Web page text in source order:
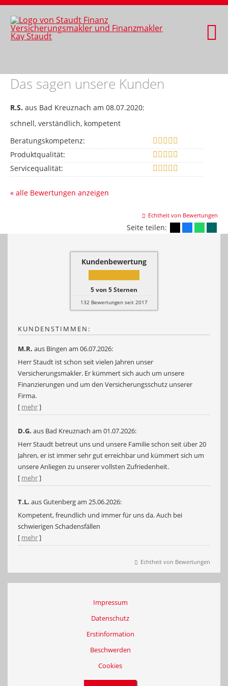
Das sagen unsere Kunden
R.S. aus Bad Kreuznach am 08.07.2020:
schnell, verständlich, kompetent
Beratungskompetenz:
Produktqualität:
Servicequalität:
« alle Bewertungen anzeigen
Echtheit von Bewertungen
Seite teilen:
Kundenbewertung
5von 5Sternen
132 Bewertungen seit 2017
KUNDENSTIMMEN:
M.R. aus Bingen am 06.07.2026:
Herr Staudt ist schon seit vielen Jahren unser
Versicherungsmakler. Er kümmert sich auch um unsere
Finanzierungen und um den Versicherungsschutz unserer
Firma.
[ mehr]
D.G. aus Bad Kreuznach am 01.07.2026:
Herr Staudt betreut uns und unsere Familie schon seit über 20
Jahren, er ist immer sehr gut erreichbar und kümmert sich um
unsere Anliegen zu unserer vollsten Zufriedenheit.
[ mehr]
T.L. aus Gutenbergam 25.06.2026:
Kompetent, freundlich und immer für uns da. Auch bei
schwierigen Schadensfällen
[ mehr]
Echtheit von Bewertungen
Impressum
Datenschutz
Erstinformation
Beschwerden
Cookies